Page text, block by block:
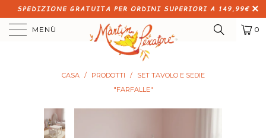
SPEDIZIONE GRATUITA PER ORDINI SUPERIORI A 149,99€
MENÙ 0
CASA / PRODOTTI /
SET TAVOLO E SEDIE
"FARFALLE"